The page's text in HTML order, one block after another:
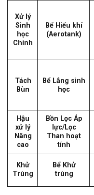
Xử lý
Sinh
học
Chính
Bể Hiếu khí
(Aerotank)
Tách
Bùn
Bể Lắng sinh
học
Hậu
xử lý
Nâng
cao
Bồn Lọc Áp
lực/Lọc
Than hoạt
tính
Khử
Trùng
Bể Khử
trùng